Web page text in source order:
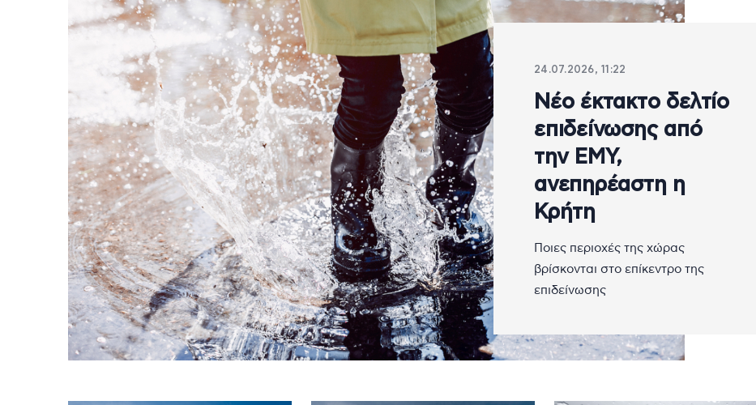
24.07.2026, 11:22
Νέο έκτακτο δελτίο
επιδείνωσης από
την ΕΜΥ,
ανεπηρέαστη η
Κρήτη
Ποιες περιοχές της χώρας
βρίσκονται στο επίκεντρο της
επιδείνωσης